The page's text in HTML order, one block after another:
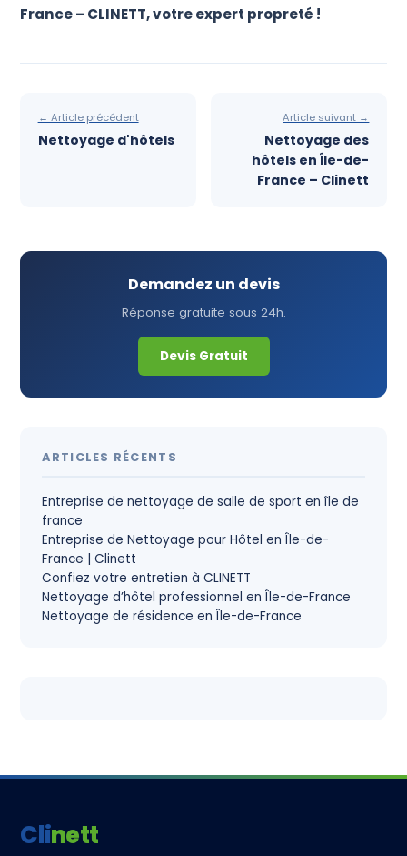
France – CLINETT, votre expert propreté !
← Article précédent
Nettoyage d'hôtels
Article suivant →
Nettoyage des
hôtels en Île-de-
France – Clinett
Demandez un devis
Réponse gratuite sous 24h.
Devis Gratuit
ARTICLES RÉCENTS
Entreprise de nettoyage de salle de sport en île de
france
Entreprise de Nettoyage pour Hôtel en Île-de-
France | Clinett
Confiez votre entretien à CLINETT
Nettoyage d’hôtel professionnel en Île-de-France
Nettoyage de résidence en Île-de-France
Clinett